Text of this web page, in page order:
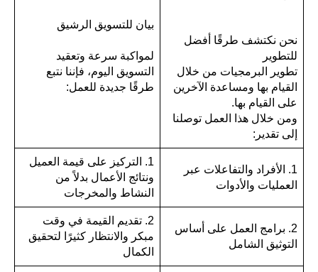
نحن نكتشف طرقًا أفضل
للتطوير
تطوير البرمجيات من خلال
القيام بها ومساعدة الآخرين
على القيام بها.
ومن خلال هذا العمل توصلنا
إلى تقدير:
بيان للتسويق الرشيق
لمواكبة سرعة وتعقيد
التسويق اليوم، فإننا نتبع
طرقًا جديدة للعمل:
1. الأفراد والتفاعلات عبر
العمليات والأدوات
1. التركيز على قيمة العميل
ونتائج الأعمال بدلاً من
النشاط والمخرجات
2. برامج العمل على أساس
التوثيق الشامل
2. تقديم القيمة في وقت
مبكر والانتظار كثيرًا لتحقيق
الكمال